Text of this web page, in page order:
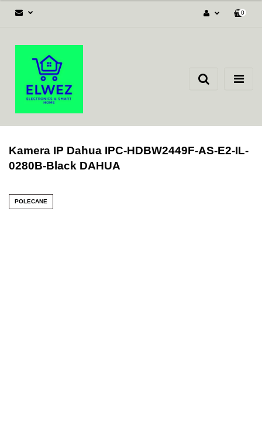
Zgody cookies
0
Kamera IP Dahua IPC-HDBW2449F-AS-E2-IL-
0280B-Black DAHUA
POLECANE